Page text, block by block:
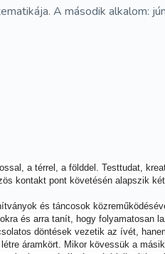
A második alkalom:
a térrel, a földdel. Testtudat,
kontakt pont követésén alapszik
és táncosok
és arra tanít, hogy folyamatosan
döntések vezetik az ívét,
áramkört. Mikor kövessük a